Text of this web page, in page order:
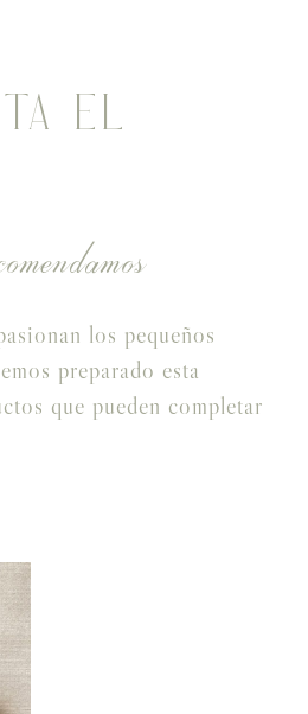
EL
los pequeños
preparado esta
que pueden completar